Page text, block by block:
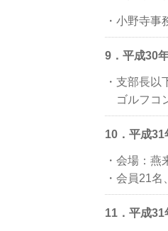
・小野寺事
9．平成30
・支部長
ゴルフコ
10．平成
・会場：
・会員21
11．平成